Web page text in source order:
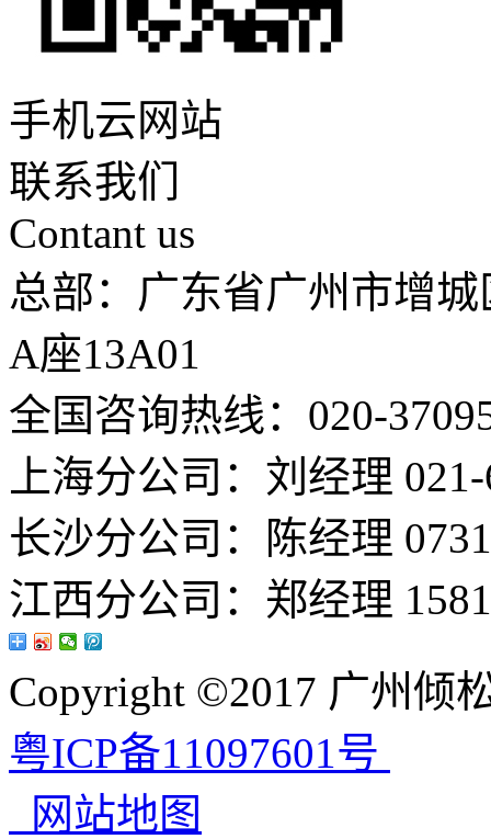
手机云网站
联系我们
Contant us
总部：广东省广州市增
A座13A01
全国咨询热线：020-
上海分公司：刘经理
长沙分公司：陈经理
江西分公司：郑经理
Copyright ©2017 广州倾
粤ICP备11097601号
网站地图